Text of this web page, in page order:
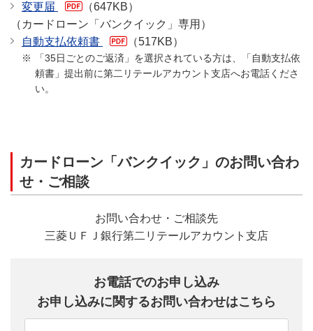
変更届
（647KB）
（カードローン「バンクイック」専用）
自動支払依頼書
（517KB）
「35日ごとのご返済」を選択されている方は、「自動支払依
頼書」提出前に第二リテールアカウント支店へお電話くださ
い。
カードローン「バンクイック」のお問い合わ
せ・ご相談
お問い合わせ・ご相談先
三菱ＵＦＪ銀行第二リテールアカウント支店
お電話でのお申し込み
お申し込みに関するお問い合わせはこちら